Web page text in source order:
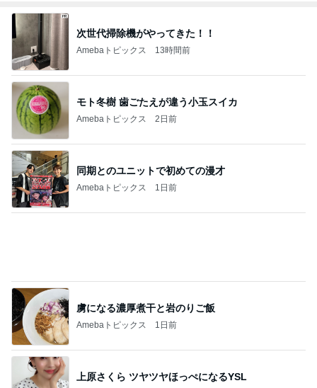
次世代掃除機がやってきた！！
Amebaトピックス 13時間前
モト冬樹 歯ごたえが違う小玉スイカ
Amebaトピックス 2日前
同期とのユニットで初めての漫才
Amebaトピックス 1日前
上原さくら ツヤツヤほっぺになるYSL
Amebaトピックス 1日前